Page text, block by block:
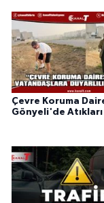
Çevre Koruma
Gönyeli'de Atıkları